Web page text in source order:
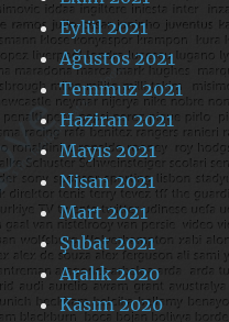
Eylül 2021
Ağustos 2021
Temmuz 2021
Haziran 2021
Mayıs 2021
Nisan 2021
Mart 2021
Şubat 2021
Aralık 2020
Kasım 2020